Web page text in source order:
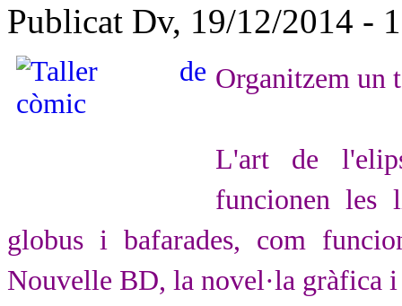
Publicat Dv, 19/12/2014 -
Organitzem un
L'art de
funcionen les
globus i bafarades, com
Nouvelle BD, la novel·la gràfica i